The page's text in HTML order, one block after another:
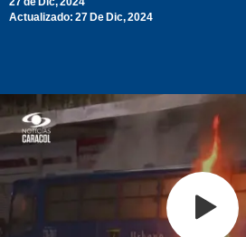
Actualizado: 27 De Dic, 2024